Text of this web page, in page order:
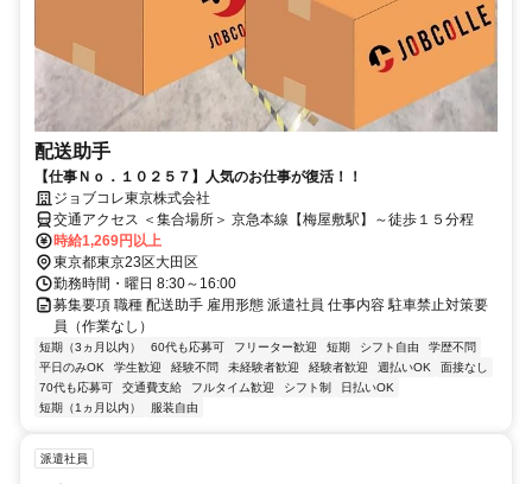
配送助手
【仕事Ｎｏ．１０２５７】人気のお仕事が復活！！
ジョブコレ東京株式会社
交通アクセス ＜集合場所＞ 京急本線【梅屋敷駅】～徒歩１５分程
時給1,269円以上
東京都東京23区大田区
勤務時間・曜日 8:30～16:00
募集要項 職種 配送助手 雇用形態 派遣社員 仕事内容 駐車禁止対策要
員（作業なし）
短期（3ヵ月以内） 60代も応募可 フリーター歓迎 短期 シフト自由
学歴不問
平日のみOK
学生歓迎 経験不問 未経験者歓迎 経験者歓迎 週払いOK
面接なし
70代も応募可
交通費支給 フルタイム歓迎 シフト制
日払いOK
短期（1ヵ月以内）
服装自由
派遣社員